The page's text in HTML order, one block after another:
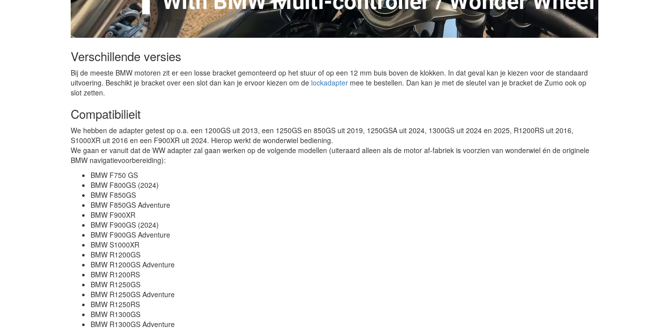
Verschillende versies
Bij de meeste BMW motoren zit er een losse bracket gemonteerd op het stuur of op een 12 mm buis boven de klokken. In dat geval kan je kiezen voor de standaard
uitvoering. Beschikt je bracket over een slot dan kan je ervoor kiezen om de lockadapter mee te bestellen. Dan kan je met de sleutel van je bracket de Zumo ook op
slot zetten.
Compatibilieit
We hebben de adapter getest op o.a. een 1200GS uit 2013, een 1250GS en 850GS uit 2019, 1250GSA uit 2024, 1300GS uit 2024 en 2025, R1200RS uit 2016,
S1000XR uit 2016 en een F900XR uit 2024. Hierop werkt de wonderwiel bediening.
We gaan er vanuit dat de WW adapter zal gaan werken op de volgende modellen (uiteraard alleen als de motor af-fabriek is voorzien van wonderwiel én de originele
BMW navigatievoorbereiding):
BMW F750 GS
BMW F800GS (2024)
BMW F850GS
BMW F850GS Adventure
BMW F900XR
BMW F900GS (2024)
BMW F900GS Adventure
BMW S1000XR
BMW R1200GS
BMW R1200GS Adventure
BMW R1200RS
BMW R1250GS
BMW R1250GS Adventure
BMW R1250RS
BMW R1300GS
BMW R1300GS Adventure